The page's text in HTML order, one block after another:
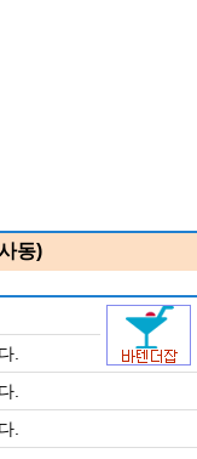
동)
.
.
.